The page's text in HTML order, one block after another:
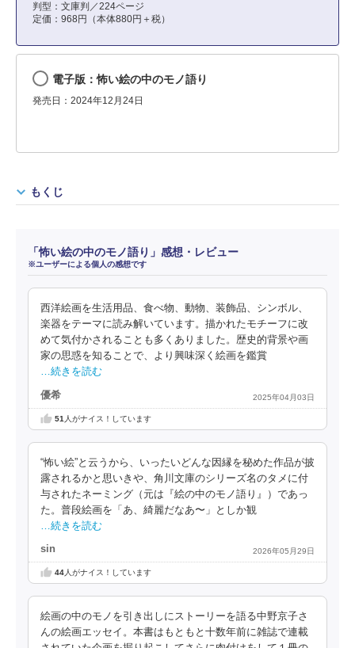
判型：文庫判／224ページ
定価：968円（本体880円＋税）
電子版：怖い絵の中のモノ語り
発売日：2024年12月24日
もくじ
「怖い絵の中のモノ語り」感想・レビュー
※ユーザーによる個人の感想です
西洋絵画を生活用品、食べ物、動物、装飾品、シンボル、
楽器をテーマに読み解いています。描かれたモチーフに改
めて気付かされることも多くありました。歴史的背景や画
家の思惑を知ることで、より興味深く絵画を鑑賞
…続きを読む
優希 2025年04月03日
51 人がナイス！しています
“怖い絵”と云うから、いったいどんな因縁を秘めた作品が披
露されるかと思いきや、角川文庫のシリーズ名のタメに付
与されたネーミング（元は『絵の中のモノ語り』）であっ
た。普段絵画を「あ、綺麗だなあ〜」としか観
…続きを読む
sin 2026年05月29日
44人がナイス！しています
絵画の中のモノを引き出しにストーリーを語る中野京子さ
んの絵画エッセイ。本書はもともと十数年前に雑誌で連載